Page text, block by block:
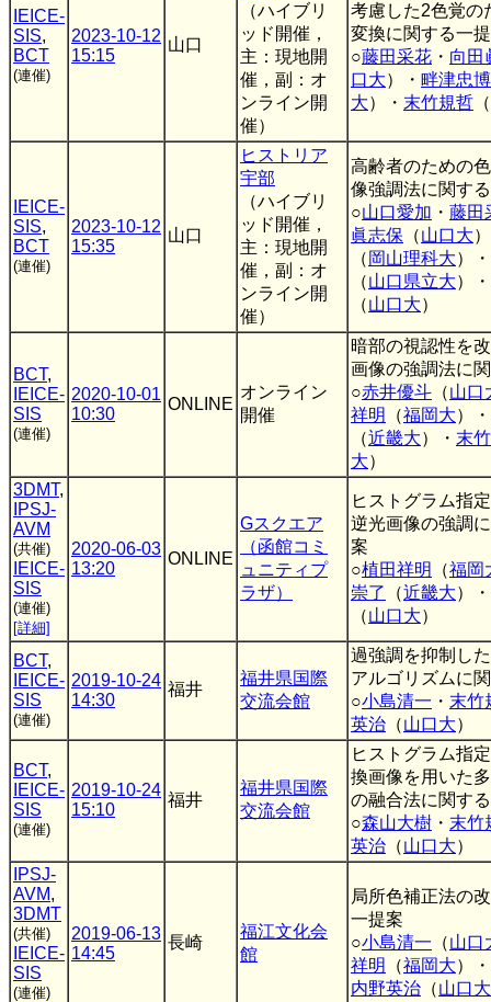
IEICE-
SIS,
BCT
(連催)
2023-10-12
15:15
山口
（ハイブリ
ッド開催，
主：現地開
催，副：オ
ンライン開
催）
考慮した2色覚の
変換に関する一
○藤田采花 ・ 向田
口大）・ 畔津忠博
大）・ 末竹規哲 （
IEICE-
SIS,
BCT
(連催)
2023-10-12
15:35
山口
ヒストリア
宇部
（ハイブリ
ッド開催，
主：現地開
催，副：オ
ンライン開
催）
高齢者のための
像強調法に関す
○山口愛加 ・ 藤田
眞志保 （山口大
（ 岡山理科大）・
（山口県立大）・
（山口大）
BCT,
IEICE-
SIS
(連催)
2020-10-01
10:30
ONLINE
オンライン
開催
暗部の視認性を
画像の強調法に
○赤井優斗 （山口
祥明
（福岡大）・
（近畿大）・ 末
大）
3DMT,
IPSJ-
AVM
(共催)
IEICE-
SIS
(連催)
[詳細]
2020-06-03
13:20
ONLINE
Gスクエア
（函館コミ
ュニティプ
ラザ）
ヒストグラム指
逆光画像の強調
案
○植田祥明 （福岡
崇了
（近畿大）・
（山口大）
BCT,
IEICE-
SIS
(連催)
2019-10-24
14:30
福井
福井県国際
交流会館
過強調を抑制し
アルゴリズムに
○小島清一 ・ 末竹
英治 （山口大）
BCT,
IEICE-
SIS
(連催)
2019-10-24
15:10
福井
福井県国際
交流会館
ヒストグラム指
換画像を用いた
の融合法に関す
○森山大樹 ・ 末竹
英治 （山口大）
IPSJ-
AVM,
3DMT
(共催)
IEICE-
SIS
(連催)
2019-06-13
14:45
長崎
福江文化会
館
局所色補正法の
一提案
○小島清一 （山口
祥明
（福岡大）・
内野英治 （山口大